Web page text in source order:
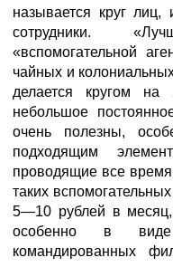
называется круг лиц,
сотрудники.
«вспомогательной
чайных и
делается кругом
небольшое
очень полезны,
подходящим
проводящие все
таких
5—10 рублей в месяц,
особенно в
командированных